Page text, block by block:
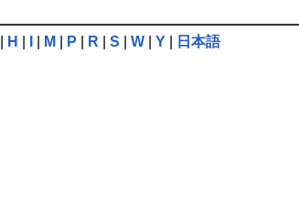
H M P R S W| Y|
日本語